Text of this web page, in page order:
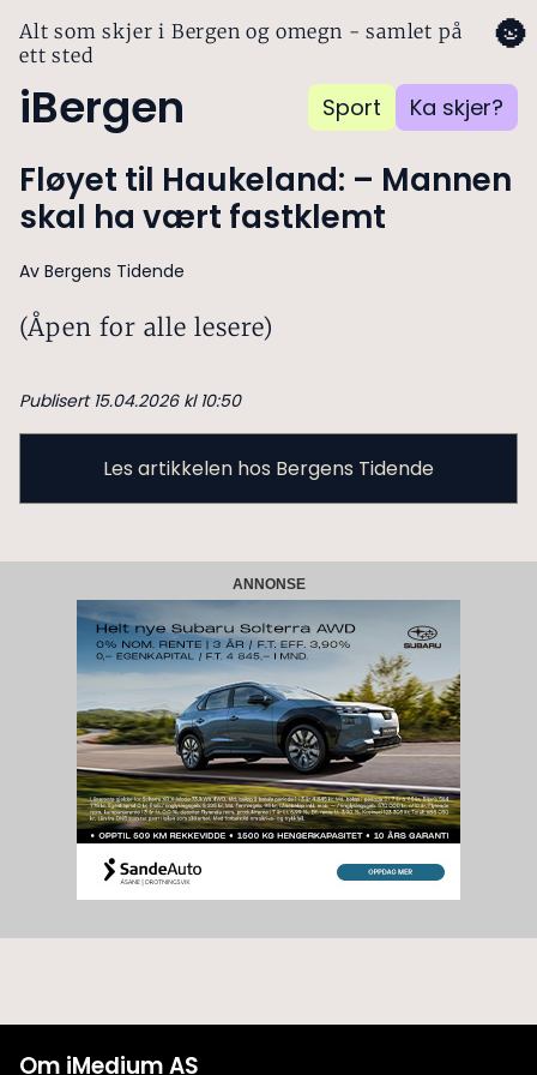
Alt som skjer i Bergen og omegn - samlet på
ett sted
iBergen Sport Ka skjer?
🌚
Fløyet til Haukeland: – Mannen
skal ha vært fastklemt
Av Bergens Tidende
(Åpen for alle lesere)
Publisert 15.04.2026 kl 10:50
Les artikkelen hos Bergens Tidende
ANNONSE
Om iMedium AS